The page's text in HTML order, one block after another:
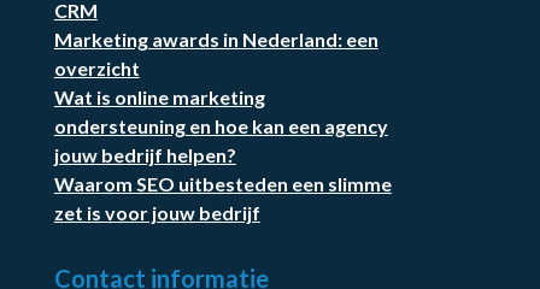
CRM
Marketing awards in Nederland: een
overzicht
Wat is online marketing
ondersteuning en hoe kan een agency
jouw bedrijf helpen?
Waarom SEO uitbesteden een slimme
zet is voor jouw bedrijf
Contact informatie